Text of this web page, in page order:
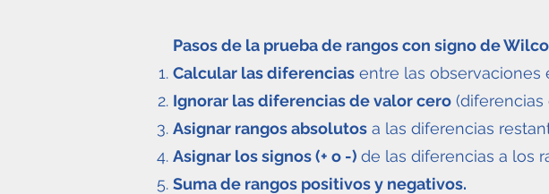
Pasos de la prueba de rangos con signo de
Calcular las diferencias entre las observaciones
Ignorar las diferencias de valor cero (diferencias
Asignar rangos absolutos a las diferencias
Asignar los signos (+ o -) de las diferencias a los
Suma de rangos positivos y negativos.